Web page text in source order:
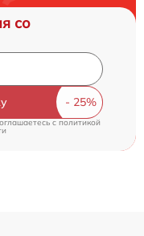
со
cполитикой